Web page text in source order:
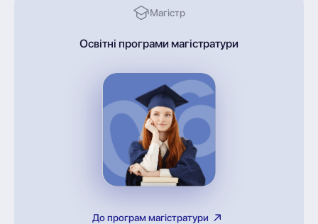
Магістр
Освітні програми магістратури
До програм магістратури